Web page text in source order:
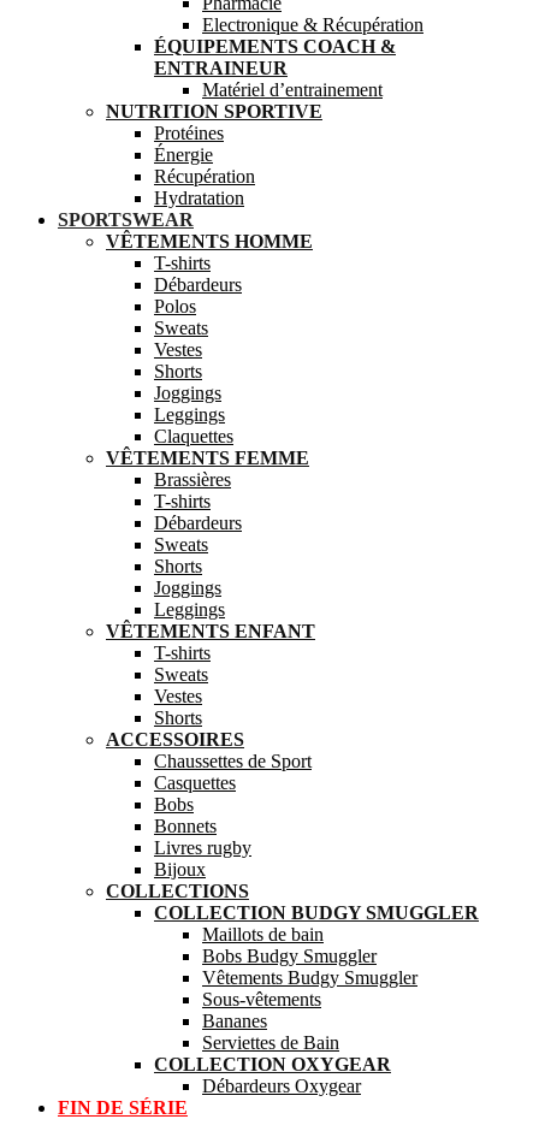
Electronique & Récupération
ÉQUIPEMENTS COACH &
ENTRAINEUR
Matériel d’entrainement
NUTRITION SPORTIVE
Protéines
Énergie
Récupération
Hydratation
SPORTSWEAR
VÊTEMENTS HOMME
T-shirts
Débardeurs
Polos
Sweats
Vestes
Shorts
Joggings
Leggings
Claquettes
VÊTEMENTS FEMME
Brassières
T-shirts
Débardeurs
Sweats
Shorts
Joggings
Leggings
VÊTEMENTS ENFANT
T-shirts
Sweats
Vestes
Shorts
ACCESSOIRES
Chaussettes de Sport
Casquettes
Bobs
Bonnets
Livres rugby
Bijoux
COLLECTIONS
COLLECTION BUDGY SMUGGLER
Maillots de bain
Bobs Budgy Smuggler
Vêtements Budgy Smuggler
Sous-vêtements
Bananes
Serviettes de Bain
COLLECTION OXYGEAR
Débardeurs Oxygear
FIN DE SÉRIE